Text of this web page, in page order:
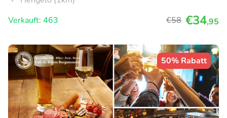
Verkauft: 463
€58 €34,95
50% Rabatt